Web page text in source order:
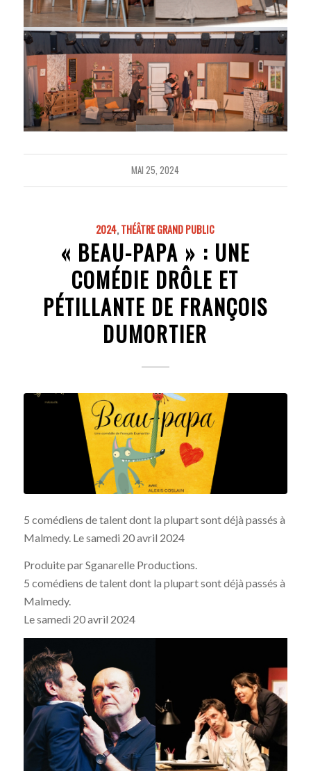
MAI 25, 2024
2024,THÉÂTRE GRAND PUBLIC
« BEAU-PAPA » : UNE
COMÉDIE DRÔLE ET
PÉTILLANTE DE FRANÇOIS
DUMORTIER
5 comédiens de talent dont la plupart sont déjà passés à
Malmedy. Le samedi 20 avril 2024
Produite par Sganarelle Productions.
5 comédiens de talent dont la plupart sont déjà passés à
Malmedy.
Le samedi 20 avril 2024